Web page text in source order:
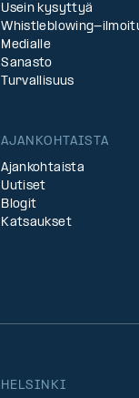
Usein kysyttyä
Whistleblowing-
Medialle
Sanasto
Turvallisuus
AJANKOHTAISTA
Ajankohtaista
Uutiset
Blogit
Katsaukset
HELSINKI